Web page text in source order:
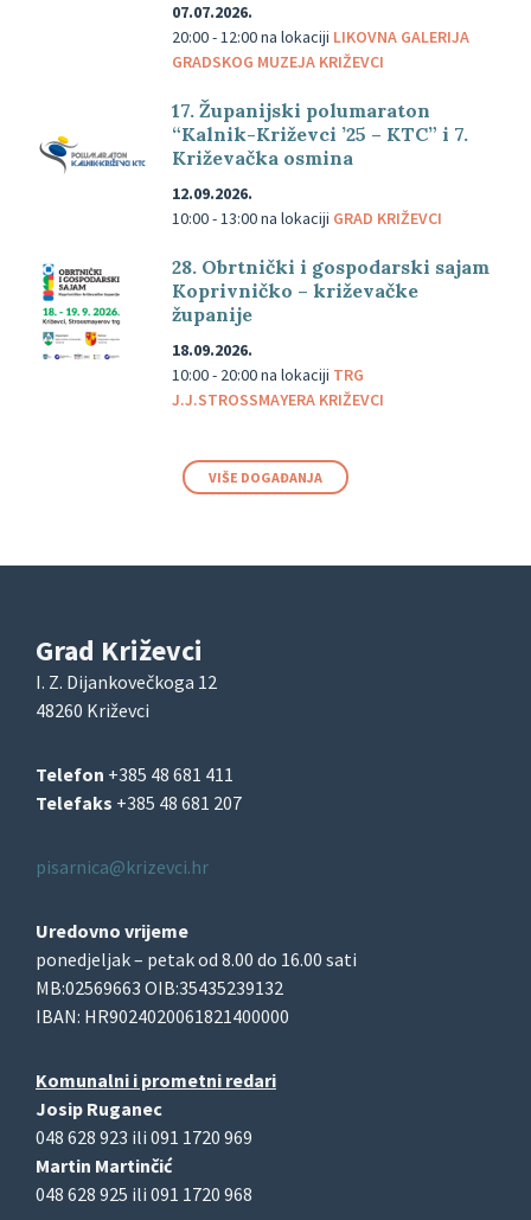
07.07.2026.
20:00 - 12:00na lokaciji LIKOVNA GALERIJA
GRADSKOG MUZEJA KRIŽEVCI
17. Županijski polumaraton
“Kalnik-Križevci ’25 – KTC” i 7.
Križevačka osmina
12.09.2026.
10:00 - 13:00na lokaciji GRAD KRIŽEVCI
28. Obrtnički i gospodarski sajam
Koprivničko – križevačke
županije
18.09.2026.
10:00 - 20:00na lokaciji TRG
J.J.STROSSMAYERA KRIŽEVCI
VIŠE DOGAĐANJA
Grad Križevci
I. Z. Dijankovečkoga 12
48260 Križevci
Telefon +385 48 681 411
Telefaks +385 48 681 207
pisarnica@krizevci.hr
Uredovno vrijeme
ponedjeljak – petak od 8.00 do 16.00 sati
MB:02569663 OIB:35435239132
IBAN: HR9024020061821400000
Komunalni i prometni redari
Josip Ruganec
048 628 923 ili 091 1720 969
Martin Martinčić
048 628 925 ili 091 1720 968